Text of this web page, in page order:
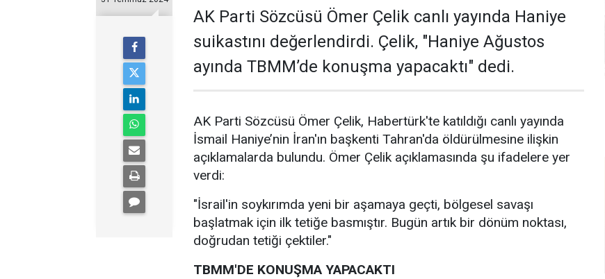
AK Parti Sözcüsü Ömer Çelik canlı yayında Haniye
suikastını değerlendirdi. Çelik, "Haniye Ağustos
ayında TBMM’de konuşma yapacaktı" dedi.
AK Parti Sözcüsü Ömer Çelik, Habertürk'te katıldığı canlı yayında
İsmail Haniye’nin İran'ın başkenti Tahran'da öldürülmesine ilişkin
açıklamalarda bulundu. Ömer Çelik açıklamasında şu ifadelere yer
verdi:
"İsrail'in soykırımda yeni bir aşamaya geçti, bölgesel savaşı
başlatmak için ilk tetiğe basmıştır. Bugün artık bir dönüm noktası,
doğrudan tetiği çektiler."
TBMM'DE KONUŞMA YAPACAKTI